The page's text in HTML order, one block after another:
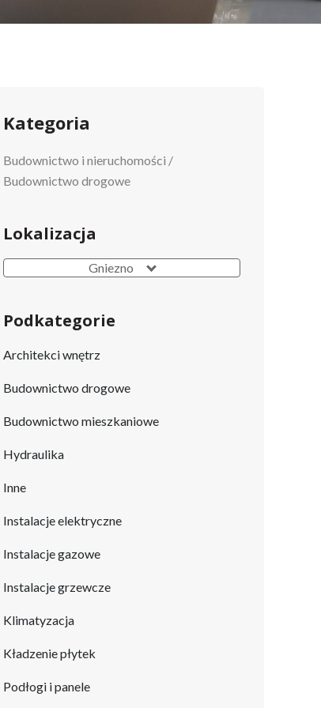
Kategoria
Budownictwo i nieruchomości /
Budownictwo drogowe
Lokalizacja
Gniezno
Podkategorie
Architekci wnętrz
Budownictwo drogowe
Budownictwo mieszkaniowe
Hydraulika
Inne
Instalacje elektryczne
Instalacje gazowe
Instalacje grzewcze
Klimatyzacja
Kładzenie płytek
Podłogi i panele